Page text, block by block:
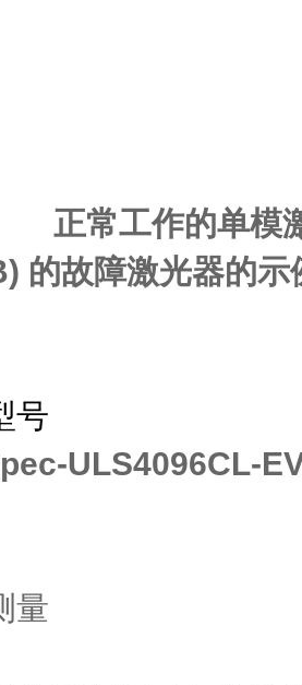
正常工作的单模
的故障激光器的
号
ULS4096CL-
量